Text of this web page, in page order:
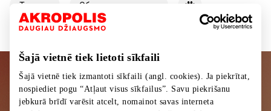
Šajā vietnē tiek lietoti sīkfaili
Šajā vietnē tiek izmantoti sīkfaili (angl. cookies). Ja piekrītat,
nospiediet pogu “Atļaut visus sīkfailus”. Savu piekrišanu
jebkurā brīdī varēsit atcelt, nomainot savas interneta
Tовары Обувь и галантерея
Подписывайтесь на рассылку
новостей